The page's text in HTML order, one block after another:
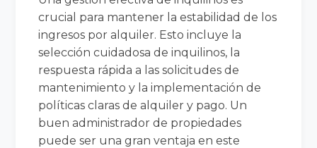
crucial para mantener la estabilidad de los
ingresos por alquiler. Esto incluye la
selección cuidadosa de inquilinos, la
respuesta rápida a las solicitudes de
mantenimiento y la implementación de
políticas claras de alquiler y pago. Un
buen administrador de propiedades
puede ser una gran ventaja en este